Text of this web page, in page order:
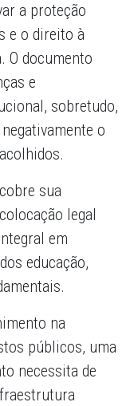
a proteção
e o direito à
O documento
e
sobretudo,
o
sua
legal
em
educação,
na
públicos, uma
necessita de